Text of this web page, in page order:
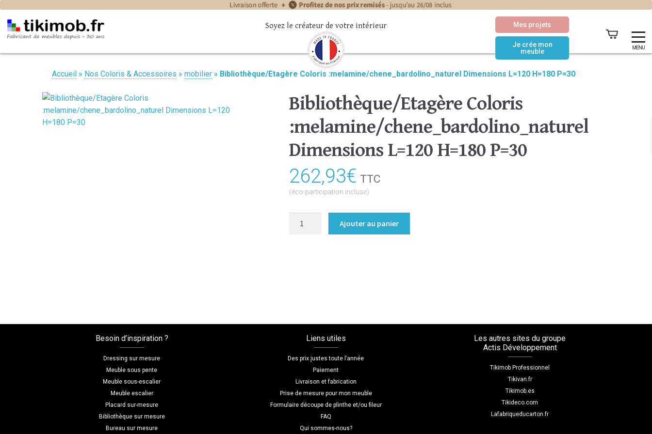
MENU
Mes projets
Je crée mon
meuble
Soyez le créateur de votre intérieur
Accueil » Nos Coloris & Accessoires » mobilier » Bibliothèque/Etagère Coloris :melamine/chene_bardolino_naturel Dimensions L=120 H=180 P=30
Bibliothèque/Etagère Coloris
:melamine/chene_bardolino_naturel
Dimensions L=120 H=180 P=30
262,93€ TTC
(éco-participation incluse)
Ajouter au panier
Besoin d’inspiration ?
Dressing sur mesure
Meuble sous pente
Meuble sous-escalier
Meuble escalier
Placard sur-mesure
Bibliothèque sur mesure
Bureau sur mesure
Liens utiles
Des prix justes toute l’année
Paiement
Livraison et fabrication
Prise de mesure pour mon meuble
Formulaire découpe de plinthe et/ou fileur
FAQ
Qui sommes-nous?
Les autres sites du groupe
Actis Développement
Tikimob Professionnel
Tikivan.fr
Tikimob.es
Tikideco.com
Lafabriqueducarton.fr